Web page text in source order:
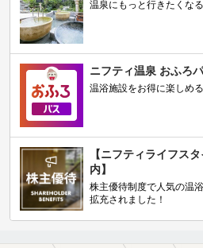
温泉にもっと行きたくな
ニフティ温泉 おふろ
温浴施設をお得に楽しめ
【ニフティライフス
内】
株主優待制度で人気の温
拡充されました！